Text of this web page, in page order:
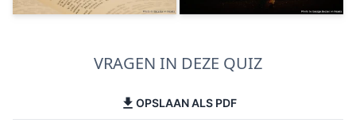
VRAGEN IN DEZE QUIZ
OPSLAAN ALS PDF